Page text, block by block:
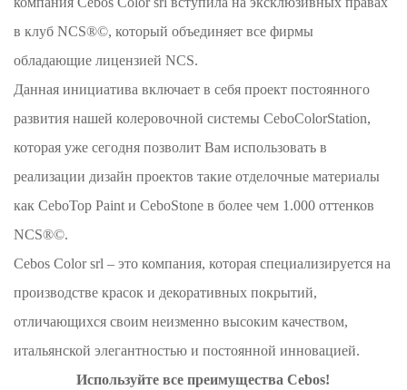
в клуб NCS®©, который объединяет все фирмы
обладающие лицензией NCS.
Данная инициатива включает в себя проект постоянного
развития нашей колеровочной системы CeboColorStation,
которая уже сегодня позволит Вам использовать в
реализации дизайн проектов такие отделочные материалы
как CeboTop Paint и CeboStone в более чем 1.000 оттенков
NCS®©.
Cebos Color srl – это компания, которая специализируется на
производстве красок и декоративных покрытий,
отличающихся своим неизменно высоким качеством,
итальянской элегантностью и постоянной инновацией.
Используйте все преимущества Cebos!